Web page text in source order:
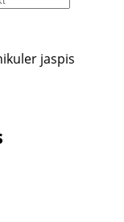
jaspis